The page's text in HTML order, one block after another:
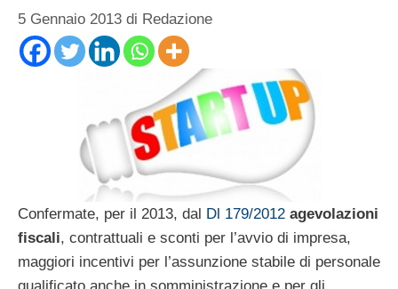
5 Gennaio 2013 di Redazione
Confermate, per il 2013, dal Dl 179/2012 agevolazioni
fiscali, contrattuali e sconti per l’avvio di impresa,
maggiori incentivi per l’assunzione stabile di personale